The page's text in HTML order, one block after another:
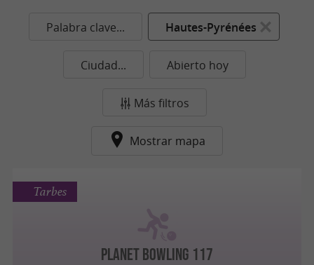
Palabra clave... Hautes-Pyrénées
Ciudad... Abierto hoy
Más filtros
Mostrar mapa
PLANET BOWLING 117
Tarbes